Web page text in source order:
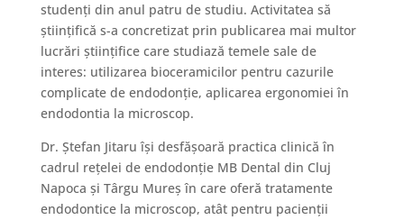
studenți din anul patru de studiu. Activitatea să
științifică s-a concretizat prin publicarea mai multor
lucrări științifice care studiază temele sale de
interes: utilizarea bioceramicilor pentru cazurile
complicate de endodonție, aplicarea ergonomiei în
endodontia la microscop.
Dr. Ştefan Jitaru își desfășoară practica clinică în
cadrul rețelei de endodonție MB Dental din Cluj
Napoca și Târgu Mureș în care oferă tratamente
endodontice la microscop, atât pentru pacienţii